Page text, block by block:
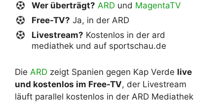
Wer überträgt? ARD und MagentaTV
Free-TV? Ja, in der ARD
Livestream? Kostenlos in der ard
mediathek und auf sportschau.de
Die ARD zeigt Spanien gegen Kap Verde live
und kostenlos im Free-TV, der Livestream
läuft parallel kostenlos in der ARD Mediathek